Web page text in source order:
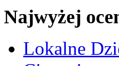
Najwyżej
Lokalne